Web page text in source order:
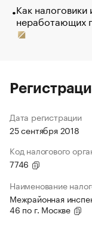
Как
неработающих
Дата регистрации
25 сентября 2018
Код налогового
7746
Наименование
Межрайонная
46 по г. Москве